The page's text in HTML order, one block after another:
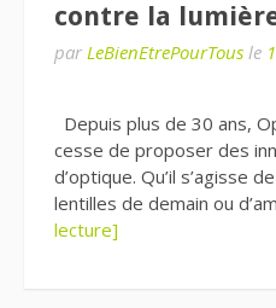
contre la
par LeBienEtrePourTous le
Depuis plus de 30 ans,
cesse de proposer des
d’optique. Qu’il s’agisse
lentilles de demain ou
lecture]